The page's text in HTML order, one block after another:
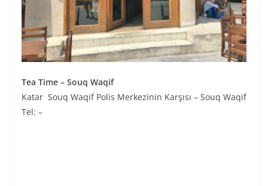
Tea Time – Souq Waqif
Katar Souq Waqif Polis Merkezinin Karşısı – Souq Waqif
Tel: –